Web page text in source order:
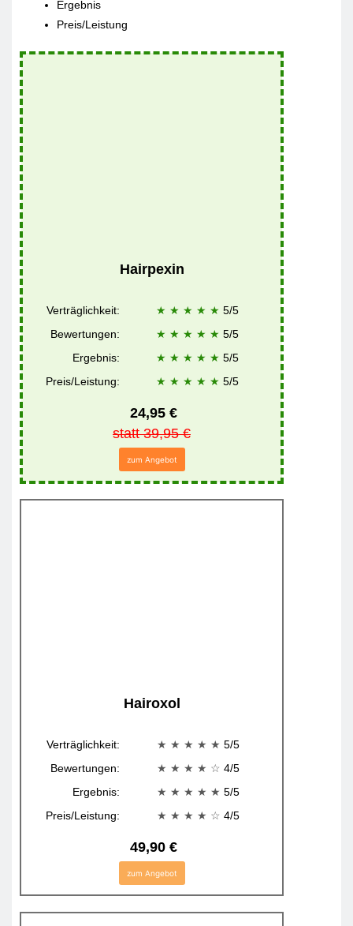
Ergebnis
Preis/Leistung
Hairpexin
Verträglichkeit: ★ ★ ★ ★ ★ 5/5
Bewertungen:
★ ★ ★ ★ ★ 5/5
Ergebnis:
★ ★ ★ ★ ★ 5/5
Preis/Leistung:
★ ★ ★ ★ ★ 5/5
24,95 €
statt 39,95 €
zum Angebot
Hairoxol
Verträglichkeit: ★ ★ ★ ★ ★ 5/5
Bewertungen:
★ ★ ★ ★ ☆ 4/5
Ergebnis:
★ ★ ★ ★ ★ 5/5
Preis/Leistung:
★ ★ ★ ★ ☆ 4/5
49,90 €
zum Angebot